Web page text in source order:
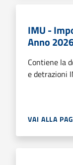
IMU -
Anno
Contiene la
e detrazioni
VAI ALLA